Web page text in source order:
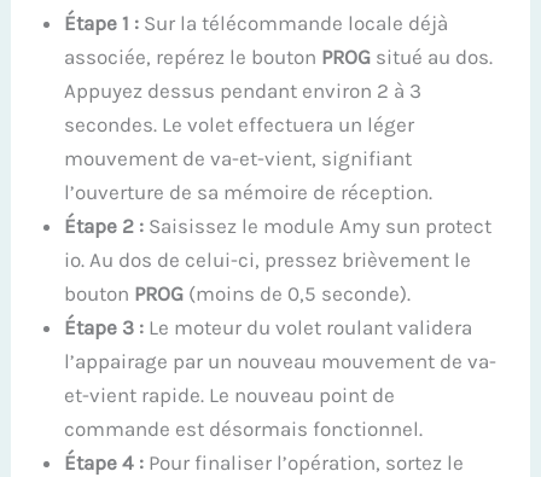
Étape 1 : Sur la télécommande locale déjà
associée, repérez le bouton PROG situé au dos.
Appuyez dessus pendant environ 2 à 3
secondes. Le volet effectuera un léger
mouvement de va-et-vient, signifiant
l’ouverture de sa mémoire de réception.
Étape 2 : Saisissez le module Amy sun protect
io. Au dos de celui-ci, pressez brièvement le
bouton PROG (moins de 0,5 seconde).
Étape 3 : Le moteur du volet roulant validera
l’appairage par un nouveau mouvement de va-
et-vient rapide. Le nouveau point de
commande est désormais fonctionnel.
Étape 4 : Pour finaliser l’opération, sortez le